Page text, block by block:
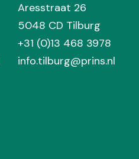
Aresstraat 26
5048 CD Tilburg
+31 (0)13 468 3978
info.tilburg@prins.nl